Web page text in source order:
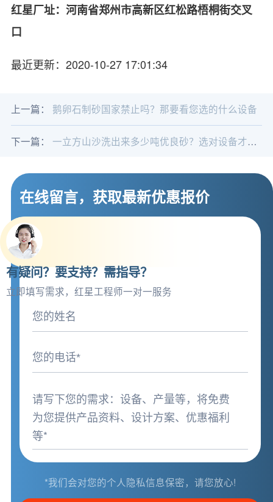
红星厂址：河南省郑州市高新区红松路梧桐街交叉
口
最近更新：2020-10-27 17:01:34
上一篇： 鹅卵石制砂国家禁止吗？那要看您选的什么设备
下一篇： 一立方山沙洗出来多少吨优良砂？选对设备才高产
在线留言，获取最新优惠报价
有疑问？要支持？需指导？
立即填写需求，红星工程师一对一服务
*我们会对您的个人隐私信息保密，请您放心!